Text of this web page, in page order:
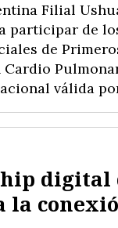
Filial
participar de
de
válida
digital
la